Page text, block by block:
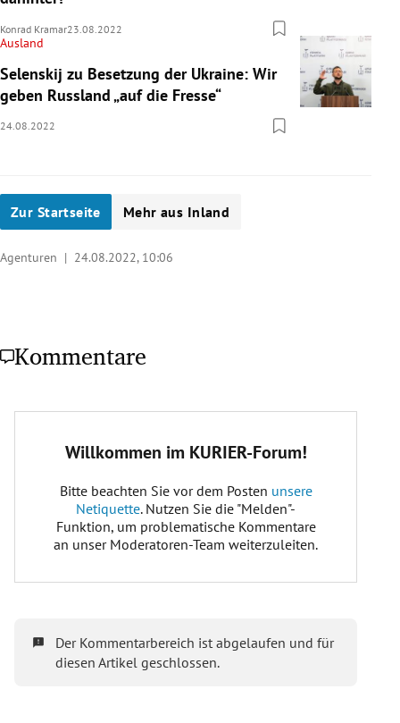
Konrad Kramar23.08.2022
Ausland
Selenskij zu Besetzung der Ukraine: Wir
geben Russland „auf die Fresse“
24.08.2022
Zur Startseite Mehr aus Inland
Agenturen | 24.08.2022, 10:06
Kommentare